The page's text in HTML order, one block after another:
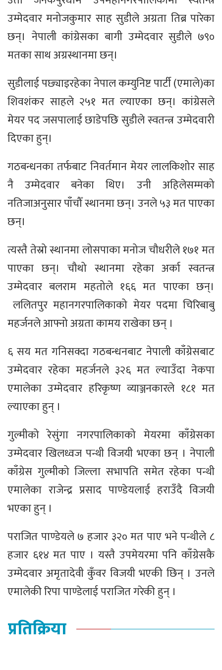
उम्मेदवार मनोजकुमार साह सुडीले अग्रता तिब्र पारेका
छन्। नेपाली कांग्रेसका बागी उम्मेदवार सुडीले ७९०
मतका साथ अग्रस्थानमा छन्।
सुडीलाई पछ्याइरहेका नेपाल कम्युनिष्ट पार्टी (एमाले)का
शिवशंकर साहले २५१ मत ल्याएका छन्। कांग्रेसले
मेयर पद जसपालाई छाडेपछि सुडीले स्वतन्त्र उम्मेदवारी
दिएका हुन्।
गठबन्धनका तर्फबाट निवर्तमान मेयर लालकिशोर साह
नै उम्मेदवार बनेका थिए। उनी अहिलेसम्मको
नतिजाअनुसार पाँचौँ स्थानमा छन्। उनले ५३ मत पाएका
छन्।
त्यस्तै तेस्रो स्थानमा लोसपाका मनोज चौधरीले १७१ मत
पाएका छन्। चौथो स्थानमा रहेका अर्का स्वतन्त्र
उम्मेदवार बलराम महतोले १६६ मत पाएका छन्।
ललितपुर महानगरपालिकाको मेयर पदमा चिरिबाबु
महर्जनले आफ्नो अग्रता कामय राखेका छन् ।
६ सय मत गनिसक्दा गठबन्धनबाट नेपाली काँग्रेसबाट
उम्मेदवार रहेका महर्जनले ३२६ मत ल्याउँदा नेकपा
एमालेका उम्मेदवार हरिकृष्ण व्याञ्जनकारले १८१ मत
ल्याएका हुन् ।
गुल्मीको रेसुंगा नगरपालिकाको मेयरमा काँग्रेसका
उम्मेदवार खिलध्वज पन्थी विजयी भएका छन् । नेपाली
काँग्रेस गुल्मीको जिल्ला सभापति समेत रहेका पन्थी
एमालेका राजेन्द्र प्रसाद पाण्डेयलाई हराउँदै विजयी
भएका हुन् ।
पराजित पाण्डेयले ७ हजार ३२० मत पाए भने पन्थीले ८
हजार ६१४ मत पाए । यस्तै उपमेयरमा पनि काँग्रेसकै
उम्मेदवार अमृतादेवी कुँवर विजयी भएकी छिन् । उनले
एमालेकी रिपा पाण्डेलाई पराजित गरेकी हुन् ।
प्रतिक्रिया